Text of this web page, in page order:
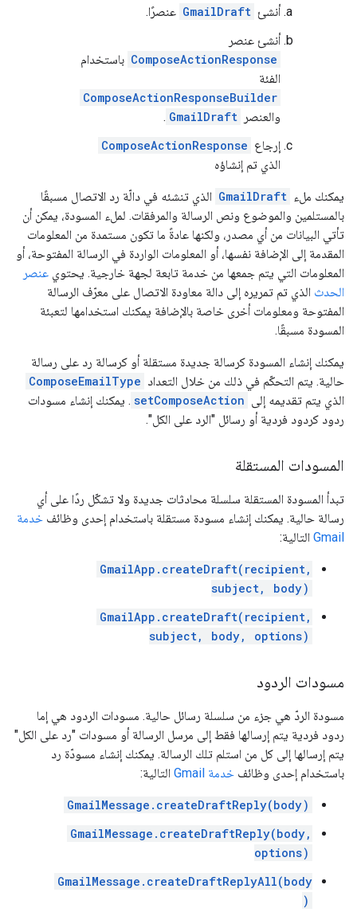
أنشئ GmailDraft عنصرًا.
أنشئ عنصر
ComposeActionResponse باستخدام
الفئة
ComposeActionResponseBuilder
والعنصر GmailDraft
.
إرجاع ComposeActionResponse
الذي تم إنشاؤه
يمكنك ملء GmailDraft الذي تنشئه في دالّة رد الاتصال مسبقًا
بالمستلمين والموضوع ونص الرسالة والمرفقات. لملء المسودة، يمكن أن
تأتي البيانات من أي مصدر، ولكنها عادةً ما تكون مستمدة من المعلومات
المقدمة إلى الإضافة نفسها، أو المعلومات الواردة في الرسالة المفتوحة، أو
المعلومات التي يتم جمعها من خدمة تابعة لجهة خارجية. يحتوي عنصر
الحدث الذي تم تمريره إلى دالة معاودة الاتصال على معرّف الرسالة
المفتوحة ومعلومات أخرى خاصة بالإضافة يمكنك استخدامها لتعبئة
المسودة مسبقًا.
يمكنك إنشاء المسودة كرسالة جديدة مستقلة أو كرسالة رد على رسالة
حالية. يتم التحكّم في ذلك من خلال التعداد ComposeEmailType
الذي يتم تقديمه إلى setComposeAction . يمكنك إنشاء مسودات
ردود كردود فردية أو رسائل "الرد على الكل".
المسودات المستقلة
تبدأ المسودة المستقلة سلسلة محادثات جديدة ولا تشكّل ردًا على أي
رسالة حالية. يمكنك إنشاء مسودة مستقلة باستخدام إحدى وظائف خدمة
Gmail التالية:
GmailApp.createDraft(recipient,
subject, body)
GmailApp.createDraft(recipient,
subject, body, options)
مسودات الردود
مسودة الردّ هي جزء من سلسلة رسائل حالية. مسودات الردود هي إما
ردود فردية يتم إرسالها فقط إلى مرسل الرسالة أو مسودات "رد على الكل"
يتم إرسالها إلى كل من استلم تلك الرسالة. يمكنك إنشاء مسودّة رد
باستخدام إحدى وظائف خدمة Gmail التالية:
GmailMessage.createDraftReply(body)
GmailMessage.createDraftReply(body,
options)
GmailMessage.createDraftReplyAll(body
)